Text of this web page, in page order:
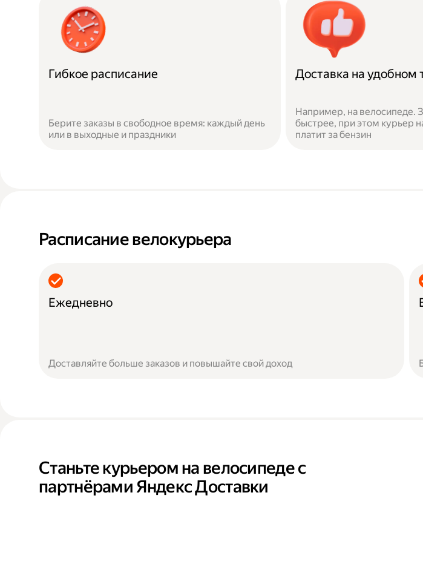
Гибкое расписание
Берите заказы в свободное время: каждый день
или в выходные и праздники
Доставка на удобном
Например, на велосипеде.
быстрее, при этом курьер
платит за бензин
Расписание велокурьера
Ежедневно
Доставляйте больше заказов и повышайте свой доход
Станьте курьером на велосипеде с
партнёрами Яндекс Доставки